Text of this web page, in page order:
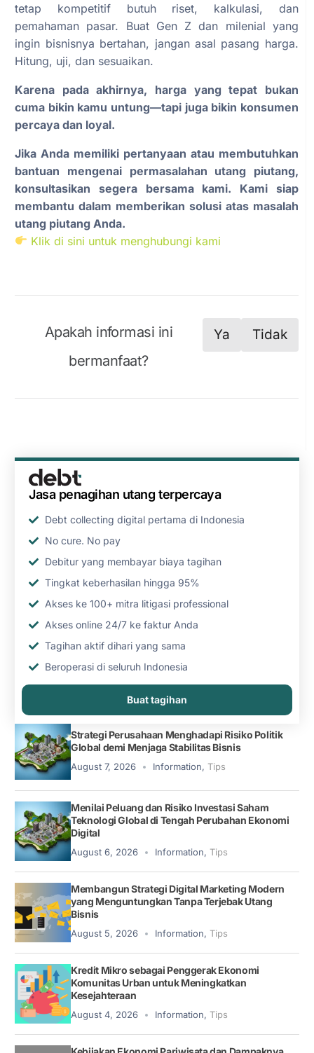
tetap kompetitif butuh riset, kalkulasi, dan
pemahaman pasar. Buat Gen Z dan milenial yang
ingin bisnisnya bertahan, jangan asal pasang harga.
Hitung, uji, dan sesuaikan.
Karena pada akhirnya, harga yang tepat bukan
cuma bikin kamu untung—tapi juga bikin konsumen
percaya dan loyal.
Jika Anda memiliki pertanyaan atau membutuhkan
bantuan mengenai permasalahan utang piutang,
konsultasikan segera bersama kami. Kami siap
membantu dalam memberikan solusi atas masalah
utang piutang Anda.
Klik di sini untuk menghubungi kami
Apakah informasi ini
bermanfaat?
Ya Tidak
Jasa penagihan utang terpercaya
Debt collecting digital pertama di Indonesia
No cure. No pay
Debitur yang membayar biaya tagihan
Tingkat keberhasilan hingga 95%
Akses ke 100+ mitra litigasi professional
Akses online 24/7 ke faktur Anda
Tagihan aktif dihari yang sama
Beroperasi di seluruh Indonesia
Buat tagihan
Strategi Perusahaan Menghadapi Risiko Politik
Global demi Menjaga Stabilitas Bisnis
August 7, 2026 Information, Tips
Menilai Peluang dan Risiko Investasi Saham
Teknologi Global di Tengah Perubahan Ekonomi
Digital
August 6, 2026 Information, Tips
Membangun Strategi Digital Marketing Modern
yang Menguntungkan Tanpa Terjebak Utang
Bisnis
August 5, 2026 Information, Tips
Kredit Mikro sebagai Penggerak Ekonomi
Komunitas Urban untuk Meningkatkan
Kesejahteraan
August 4, 2026 Information, Tips